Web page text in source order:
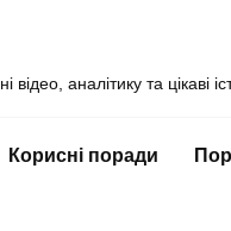
відео, аналітику та
Корисні поради